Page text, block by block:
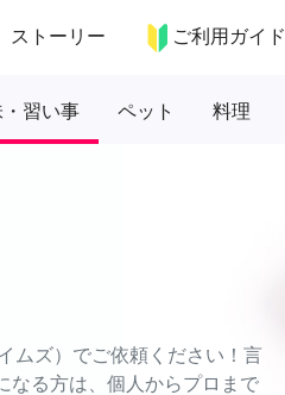
ストーリー ご利用ガイド
・習い事 ペット 料理
ムズ）でご依頼ください！言
なる方は、個人からプロまで